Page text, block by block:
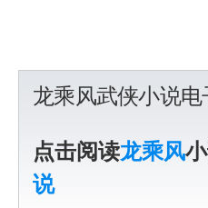
龙乘风武侠小说
点击阅读龙乘风
说